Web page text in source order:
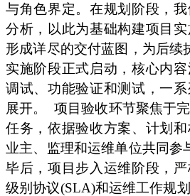
与角色界定。在规划阶段，
分析，以此为基础构建项目实
形成详尽的交付蓝图，为后续
实施阶段正式启动，核心内
调试、功能验证和测试，一
展开。
项目验收环节聚焦于
任务，依据验收方案、计划
业主、监理和运维单位共同参
毕后，项目步入运维阶段，
级别协议(SLA)和运维工作规